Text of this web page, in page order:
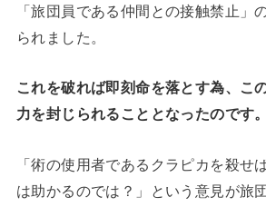
「旅団員である仲間との接触禁止」
られました。
これを破れば即刻命を落とす為、こ
力を封じられることとなったのです。
「術の使用者であるクラピカを殺せ
は助かるのでは？」という意見が旅